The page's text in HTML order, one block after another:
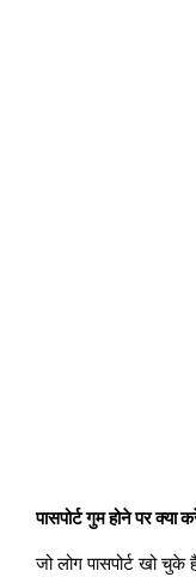
पासपोर्ट गुम होने पर क्या
जो लोग पासपोर्ट खो चुके